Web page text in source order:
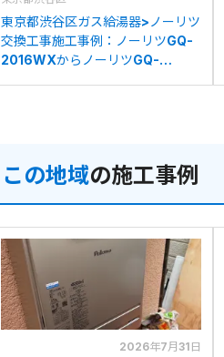
東京都渋谷区ガス給湯器>ノーリツ
交換工事施工事例：ノーリツGQ-
2016WXからノーリツGQ-
この地域の施工事例
2026年7月31日